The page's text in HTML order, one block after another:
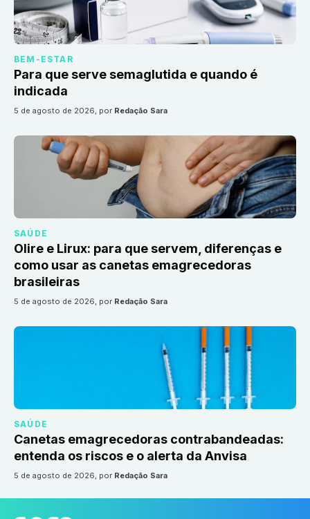
BEM-ESTAR
Para que serve semaglutida e quando é
indicada
5 de agosto de 2026, por Redação Sara
SAÚDE
Olire e Lirux: para que servem, diferenças e
como usar as canetas emagrecedoras
brasileiras
5 de agosto de 2026, por Redação Sara
SAÚDE
Canetas emagrecedoras contrabandeadas:
entenda os riscos e o alerta da Anvisa
5 de agosto de 2026, por Redação Sara